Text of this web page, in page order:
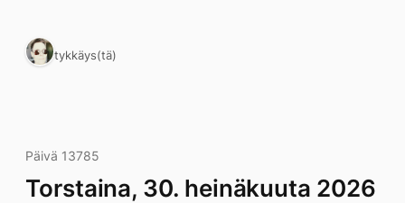
1 tykkäys(tä)
Päivä 13785
Torstaina, 30. heinäkuuta 2026